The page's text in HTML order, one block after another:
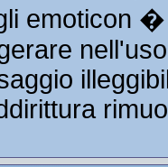
emoticon